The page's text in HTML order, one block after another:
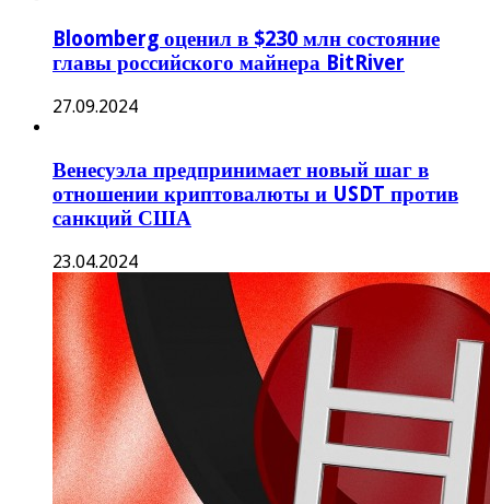
Bloomberg оценил в $230 млн состояние
главы российского майнера BitRiver
27.09.2024
Венесуэла предпринимает новый шаг в
отношении криптовалюты и USDT против
санкций США
23.04.2024